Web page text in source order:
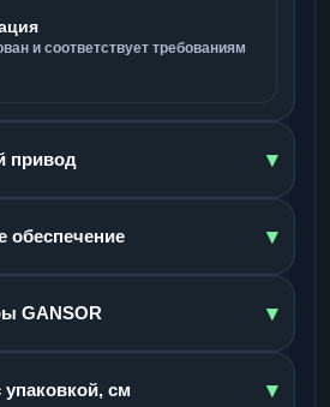
и соответствует требованиям
привод ▾
обеспечение ▾
GANSOR ▾
см ▾